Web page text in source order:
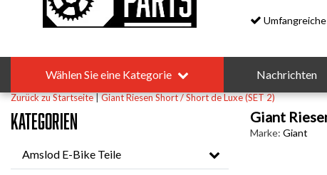
Umfangreiches
Wählen Sie eine Kategorie Nachrichten
Zurück zu Startseite|Giant Riesen Short / Short de Luxe (SET 2)
Kategorien
Amslod E-Bike Teile
Giant
Marke: Giant